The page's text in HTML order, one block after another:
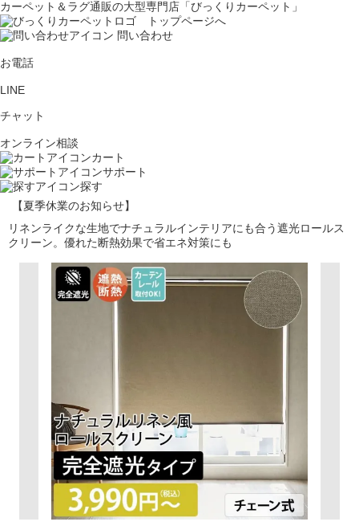
カーペット＆ラグ通販の大型専門店「びっくりカーペット」
問い合わせ
お電話
LINE
チャット
オンライン相談
カート
サポート
探す
【夏季休業のお知らせ】
リネンライクな生地でナチュラルインテリアにも合う遮光ロールス
クリーン。優れた断熱効果で省エネ対策にも